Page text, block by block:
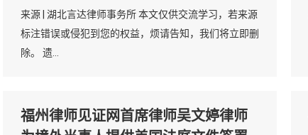
来源 | 湖北言达律师事务所 本文仅供交流学习，若来源
标注错误或侵犯到您的权益，烦请告知，我们将立即删
除。 遗…
福州律师见证网首席律师吴文婷律师